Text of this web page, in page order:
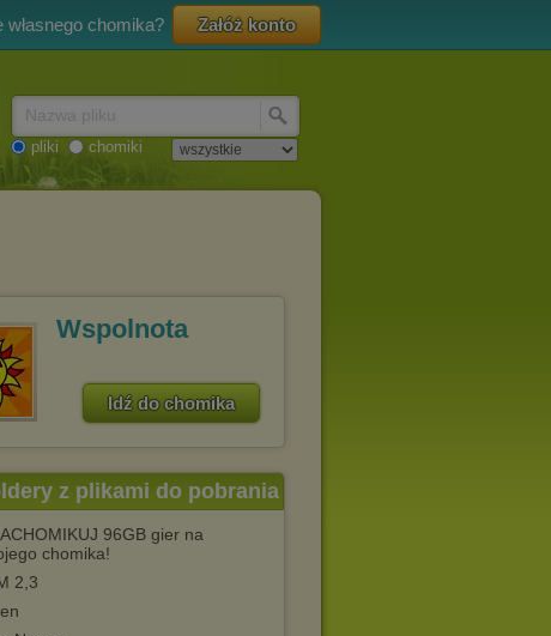
chomika? Załóż konto
pliki chomiki
Wspolnota
Idź do chomika
z plikami do pobrania
96GB gier na
chomika!
2,3